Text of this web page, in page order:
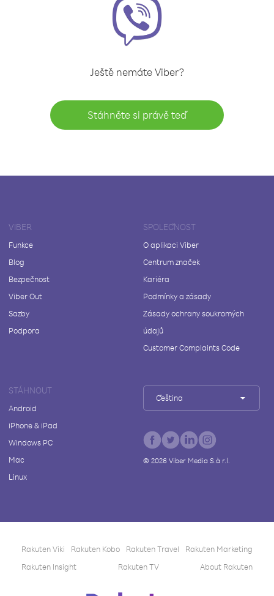
Ještě nemáte Viber?
Stáhněte si právě teď
VIBER
Funkce
Blog
Bezpečnost
Viber Out
Sazby
Podpora
SPOLEČNOST
O aplikaci Viber
Centrum značek
Kariéra
Podmínky a zásady
Zásady ochrany soukromých
údajů
Customer Complaints Code
STÁHNOUT
Android
iPhone & iPad
Windows PC
Mac
Linux
Čeština
© 2026Viber Media S.à r.l.
Rakuten Viki Rakuten Kobo Rakuten Travel
Rakuten Marketing
Rakuten Insight
Rakuten TV About Rakuten